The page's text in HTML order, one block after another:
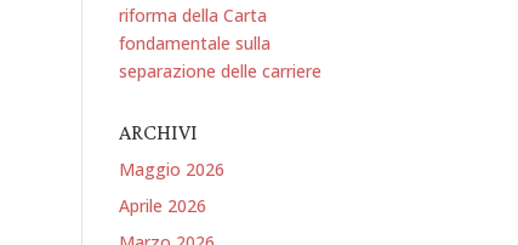
riforma della Carta
fondamentale sulla
separazione delle carriere
ARCHIVI
Maggio 2026
Aprile 2026